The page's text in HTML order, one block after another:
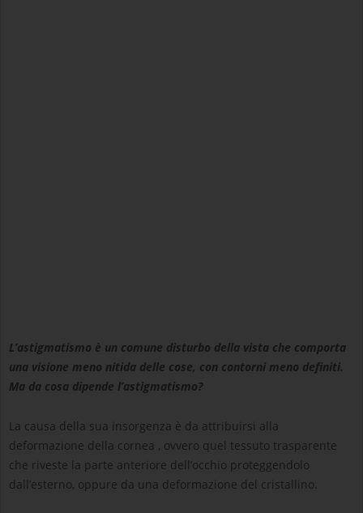
L’astigmatismo è un comune disturbo della vista che comporta
una visione meno nitida delle cose, con contorni meno definiti.
Ma da cosa dipende l’astigmatismo?
La causa della sua insorgenza è da attribuirsi alla
deformazione della cornea , ovvero quel tessuto trasparente
che riveste la parte anteriore dell’occhio proteggendolo
dall’esterno, oppure da una deformazione del cristallino.